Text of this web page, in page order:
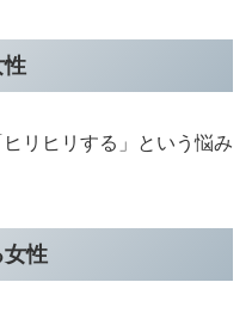
性
リヒリする」という悩み
性